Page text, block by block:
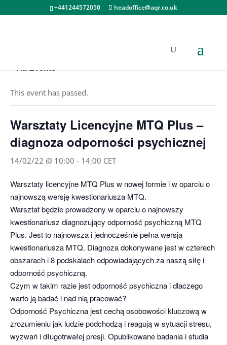
+441244572050 headoffice@aqr.co.uk
« All Events
This event has passed.
Warsztaty Licencyjne MTQ Plus –
diagnoza odporności psychicznej
14/02/22 @ 10:00 - 14:00 CET
Warsztaty licencyjne MTQ Plus w nowej formie i w oparciu o
najnowszą wersję kwestionariusza MTQ.
Warsztat będzie prowadzony w oparciu o najnowszy
kwestionariusz diagnozujący odporność psychiczną MTQ
Plus. Jest to najnowsza i jednocześnie pełna wersja
kwestionariusza MTQ. Diagnoza dokonywane jest w czterech
obszarach i 8 podskalach odpowiadających za naszą siłę i
odporność psychiczną.
Czym w takim razie jest odporność psychiczna i dlaczego
warto ją badać i nad nią pracować?
Odporność Psychiczna jest cechą osobowości kluczową w
zrozumieniu jak ludzie podchodzą i reagują w sytuacji stresu,
wyzwań i długotrwałej presji. Opublikowane badania i studia